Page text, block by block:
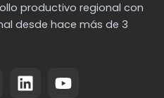
productivo regional con
desde hace más de 3